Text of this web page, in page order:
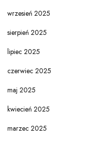
wrzesień 2025
sierpień 2025
lipiec 2025
czerwiec 2025
maj 2025
kwiecień 2025
marzec 2025